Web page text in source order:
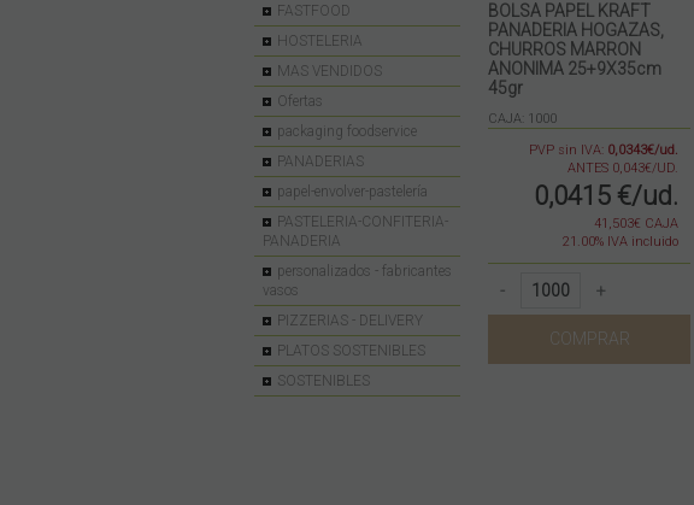
FASTFOOD
HOSTELERIA
MAS VENDIDOS
Ofertas
packaging foodservice
PANADERIAS
papel-envolver-pastelería
PASTELERIA-CONFITERIA-
PANADERIA
personalizados - fabricantes
vasos
PIZZERIAS - DELIVERY
PLATOS SOSTENIBLES
SOSTENIBLES
BOLSA PAPEL KRAFT
PANADERIA HOGAZAS,
CHURROS MARRON
ANONIMA 25+9X35cm
45gr
CAJA: 1000
PVP sin IVA: 0,0343€/ud.
ANTES 0,043€/UD.
0,0415 €/ud.
41,503€ CAJA
21.00% IVA incluido
- +
COMPRAR